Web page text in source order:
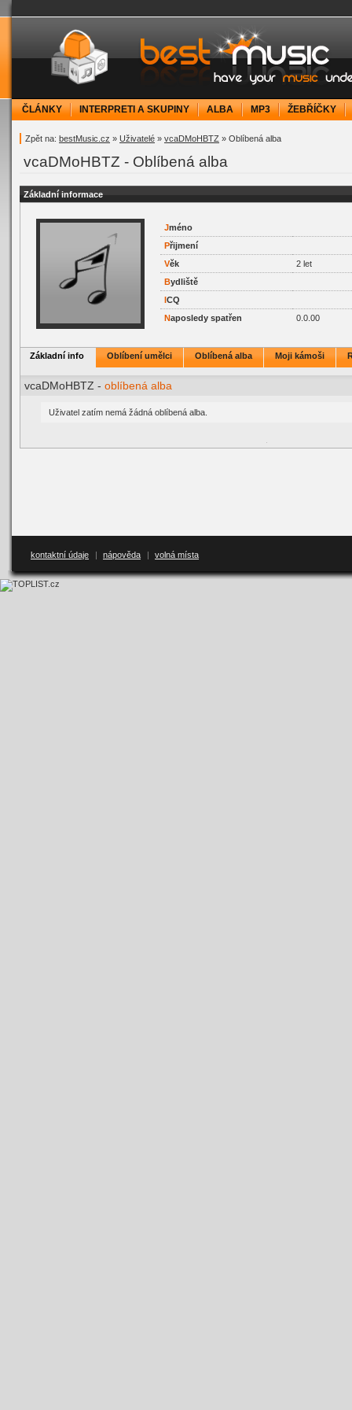
bestMusic.cz - Have your music under
ČLÁNKY INTERPRETI A SKUPINY ALBA MP3 ŽEBŘÍČKY
Zpět na: bestMusic.cz » Uživatelé » vcaDMoHBTZ » Oblíbená alba
vcaDMoHBTZ - Oblíbená alba
Základní informace
Jméno
Přijmení
Věk
2 let
Bydliště
ICQ
Naposledy spatřen 0.0.00
Základní info Oblíbení umělci Oblíbená alba Moji kámoši
vcaDMoHBTZ - oblíbená alba
Uživatel zatím nemá žádná oblíbená alba.
kontaktní údaje | nápověda | volná místa